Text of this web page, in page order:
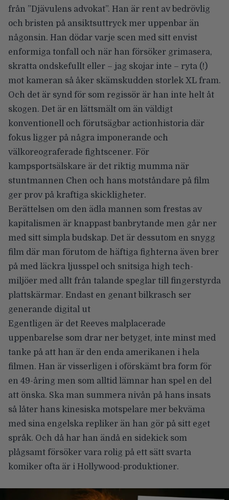
från ”Djävulens advokat”. Han är rent av bedrövlig
och bristen på ansiktsuttryck mer uppenbar än
någonsin. Han dödar varje scen med sitt envist
enformiga tonfall och när han försöker grimasera,
skratta ondskefullt eller – jag skojar inte – ryta (!)
mot kameran så åker skämskudden storlek XL fram.
Och det är synd för som regissör är han inte helt åt
skogen. Det är en lättsmält om än väldigt
konventionell och förutsägbar actionhistoria där
fokus ligger på några imponerande och
välkoreograferade fightscener. För
kampsportsälskare är det riktig mumma när
stuntmannen Chen och hans motståndare på film
ger prov på kraftiga skickligheter.
Berättelsen om den ädla mannen som frestas av
kapitalismen är knappast banbrytande men går ner
med sitt simpla budskap. Det är dessutom en snygg
film där man förutom de häftiga fighterna även brer
på med läckra ljusspel och snitsiga high tech-
miljöer med allt från talande speglar till fingerstyrda
plattskärmar. Endast en genant bilkrasch ser
generande digital ut
Egentligen är det Reeves malplacerade
uppenbarelse som drar ner betyget, inte minst med
tanke på att han är den enda amerikanen i hela
filmen. Han är visserligen i oförskämt bra form för
en 49-åring men som alltid lämnar han spel en del
att önska. Ska man summera nivån på hans insats
så låter hans kinesiska motspelare mer bekväma
med sina engelska repliker än han gör på sitt eget
språk. Och då har han ändå en sidekick som
plågsamt försöker vara rolig på ett sätt svarta
komiker ofta är i Hollywood-produktioner.